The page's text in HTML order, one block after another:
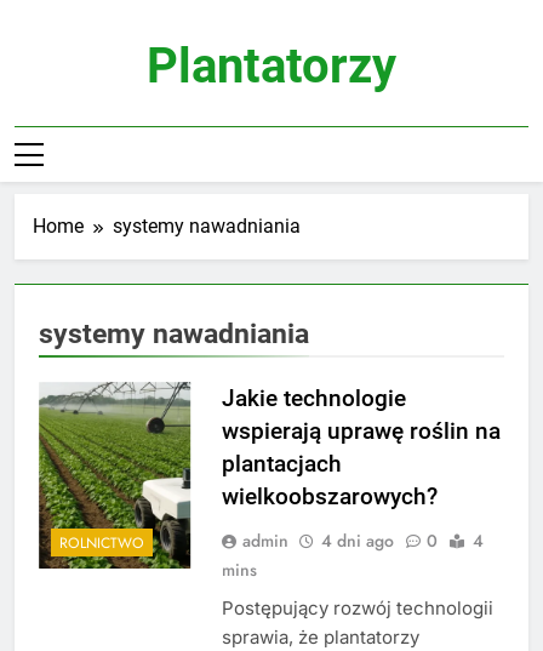
Plantatorzy
Home systemy nawadniania
systemy nawadniania
ROLNICTWO
Jakie technologie
wspierają uprawę roślin na
plantacjach
wielkoobszarowych?
admin 4 dni ago 0
4
mins
Postępujący rozwój technologii
sprawia, że plantatorzy